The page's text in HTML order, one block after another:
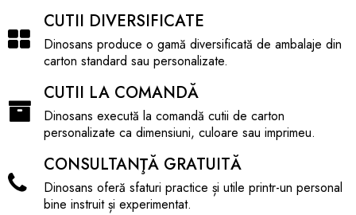
CUTII DIVERSIFICATE
Dinosans produce o gamă diversificată de ambalaje din
carton standard sau personalizate.
CUTII LA COMANDĂ
Dinosans execută la comandă cutii de carton
personalizate ca dimensiuni, culoare sau imprimeu.
CONSULTANŢĂ GRATUITĂ
Dinosans oferă sfaturi practice și utile printr-un personal
bine instruit și experimentat.